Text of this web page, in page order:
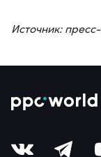
Источник: